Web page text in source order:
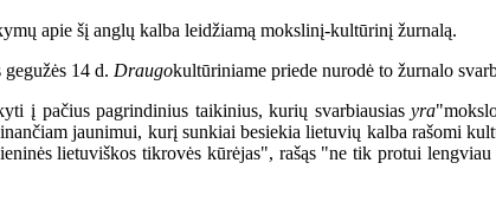
apie šį anglų kalba leidžiamą mokslinį-kultūrinį žurnalą.
14 d. Draugokultūriniame priede nurodė to žurnalo
į pačius pagrindinius taikinius, kurių svarbiausiasyra
jaunimui, kurį sunkiai besiekia lietuvių kalba rašomi
lietuviškos tikrovės kūrėjas", rašąs "ne tik protui